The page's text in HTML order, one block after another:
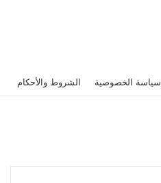
سياسة الخصوصية الشروط والأحكام